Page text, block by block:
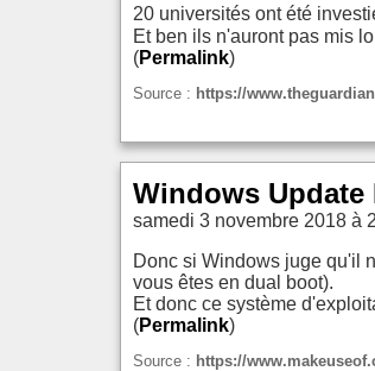
20 universités ont été
Et ben ils n'auront pas mis
(Permalink)
Source : https://
Windows Update
samedi 3 novembre 2018 à
Donc si Windows juge qu'il
vous êtes en dual boot).
Et donc ce système
(Permalink)
Source : https://